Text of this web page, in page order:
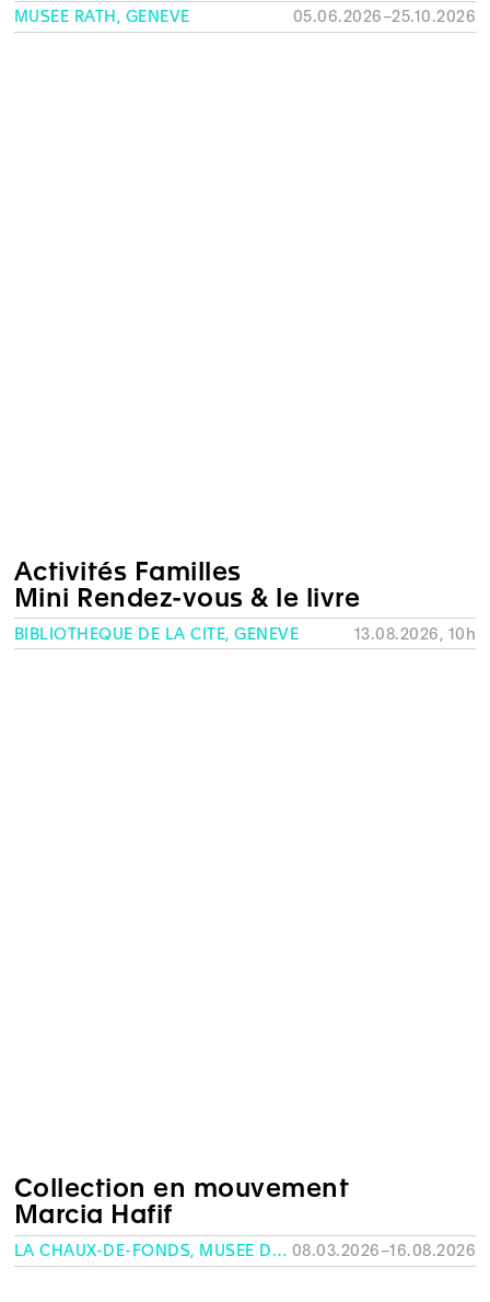
MUSÉE RATH, GENÈVE 05.06.2026–25.10.2026
Activités Familles
Mini Rendez-vous & le livre
BIBLIOTHÈQUE DE LA CITÉ, GENÈVE 13.08.2026, 10h
Collection en mouvement
Marcia Hafif
LA CHAUX-DE-FONDS, MUSÉE DES BEAUX-ARTS 08.03.2026–16.08.2026